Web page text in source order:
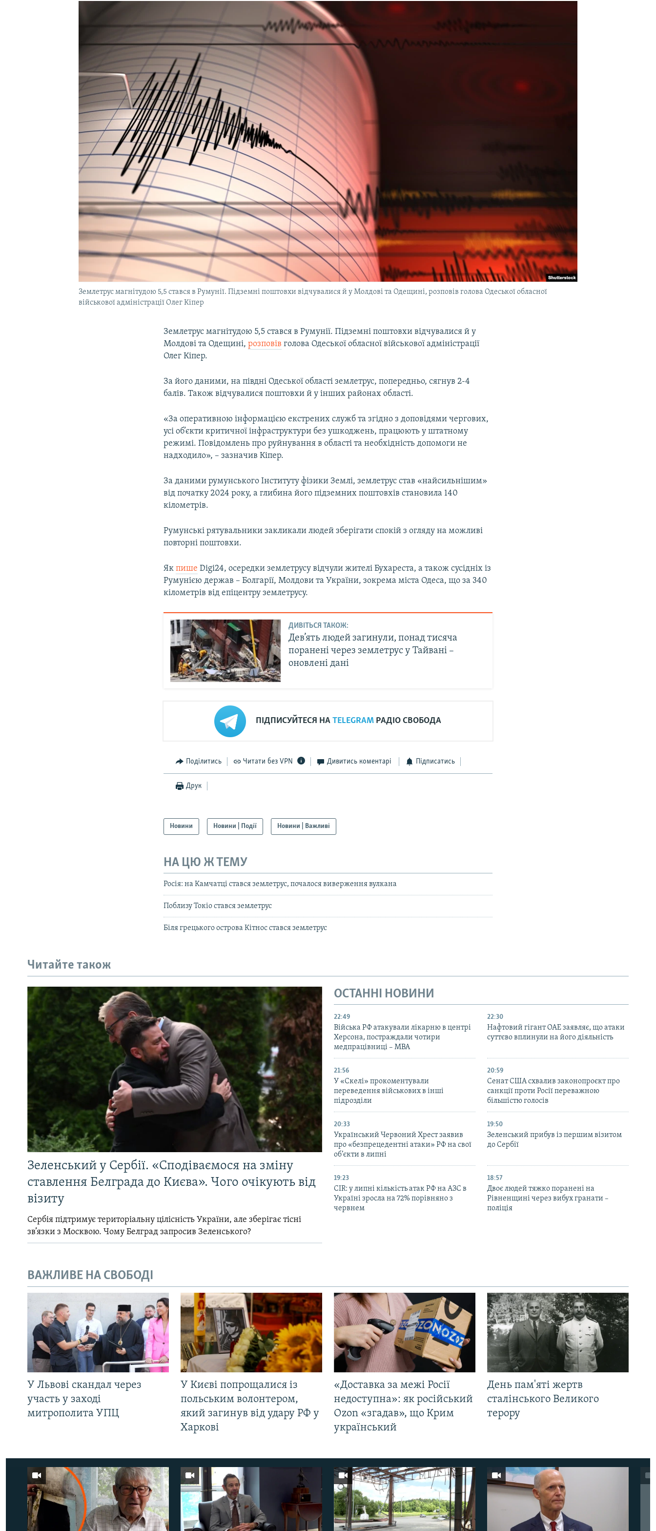
Землетрус магнітудою 5,5 стався в Румунії. Підземні поштовхи відчувалися й у Молдові та Одещині, розповів голова Одеської обласної
військової адміністрації Олег Кіпер
Землетрус магнітудою 5,5 стався в Румунії. Підземні поштовхи відчувалися й у
Молдові та Одещині,розповів голова Одеської обласної військової адміністрації
Олег Кіпер.
За його даними, на півдні Одеської області землетрус, попередньо, сягнув 2-4
балів. Також відчувалися поштовхи й у інших районах області.
«За оперативною інформацією екстрених служб та згідно з доповідями чергових,
усі об’єкти критичної інфраструктури без ушкоджень, працюють у штатному
режимі. Повідомлень про руйнування в області та необхідність допомоги не
надходило», – зазначив Кіпер.
За даними румунського Інституту фізики Землі, землетрус став «найсильнішим»
від початку 2024 року, а глибина його підземних поштовхів становила 140
кілометрів.
Румунські рятувальники закликали людей зберігати спокій з огляду на можливі
повторні поштовхи.
Якпише Digi24, осередки землетрусу відчули жителі Бухареста, а також сусідніх із
Румунією держав – Болгарії, Молдови та України, зокрема міста Одеса, що за 340
кілометрів від епіцентру землетрусу.
ДИВІТЬСЯ ТАКОЖ:
Дев’ять людей загинули, понад тисяча
поранені через землетрус у Тайвані –
оновлені дані
ПІДПИСУЙТЕСЯ НАTELEGRAM РАДІО СВОБОДА
Поділитись Читати без VPN Дивитись коментарі Підписатись
Друк
Новини Новини | Події Новини | Важливі
НА ЦЮ Ж ТЕМУ
Росія: на Камчатці стався землетрус, почалося виверження вулкана
Поблизу Токіо стався землетрус
Біля грецького острова Кітнос стався землетрус
Читайте також
Зеленський у Сербії. «Сподіваємося на зміну
ставлення Белграда до Києва». Чого очікують від
візиту
Сербія підтримує територіальну цілісність України, але зберігає тісні
зв’язки з Москвою. Чому Белград запросив Зеленського?
ОСТАННІ НОВИНИ
22:49
Війська РФ атакували лікарню в центрі
Херсона, постраждали чотири
медпрацівниці – МВА
22:30
Нафтовий гігант ОАЕ заявляє, що атаки
суттєво вплинули на його діяльність
21:56
У «Скелі» прокоментували
переведення військових в інші
підрозділи
20:59
Cенат США схвалив законопроєкт про
санкції проти Росії переважною
більшістю голосів
20:33
Український Червоний Хрест заявив
про «безпрецедентні атаки» РФ на свої
об’єкти в липні
19:50
Зеленський прибув із першим візитом
до Сербії
19:23
CIR: у липні кількість атак РФ на АЗС в
Україні зросла на 72% порівняно з
червнем
18:57
Двоє людей тяжко поранені на
Рівненщині через вибух гранати –
поліція
ВАЖЛИВЕ НА СВОБОДІ
У Львові скандал через
участь у заході
митрополита УПЦ
У Києві попрощалися із
польським волонтером,
який загинув від удару РФ у
Харкові
«Доставка за межі Росії
недоступна»: як російський
Ozon «згадав», що Крим
український
День пам'яті жертв
сталінського Великого
терору